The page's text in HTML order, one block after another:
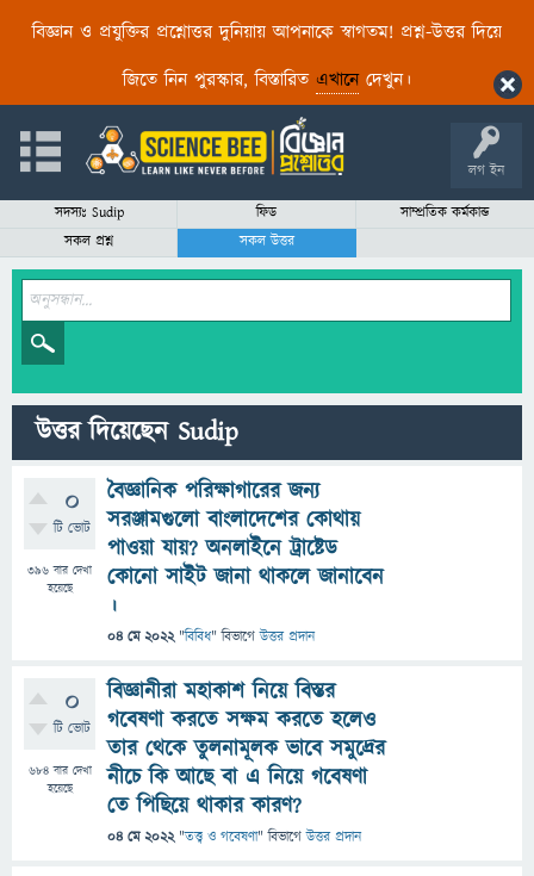
বিজ্ঞান ও প্রযুক্তির প্রশ্নোত্তর দুনিয়ায় আপনাকে স্বাগতম! প্রশ্ন-উত্তর দিয়ে
জিতে নিন পুরস্কার, বিস্তারিত এখানেদেখুন।
লগ ইন
সদস্যঃ Sudip ফিড
সাম্প্রতিক কর্মকান্ড
সকল প্রশ্ন
সকল উত্তর
উত্তর দিয়েছেন Sudip
0
টি ভোট
396 বার দেখা
হয়েছে
বৈজ্ঞানিক পরিক্ষাগারের জন্য
সরঞ্জামগুলো বাংলাদেশের কোথায়
পাওয়া যায়? অনলাইনে ট্রাষ্টেড
কোনো সাইট জানা থাকলে জানাবেন
।
04 মে 2022 "বিবিধ" বিভাগে উত্তর প্রদান
0
টি ভোট
684বার দেখা
হয়েছে
বিজ্ঞানীরা মহাকাশ নিয়ে বিস্তর
গবেষণা করতে সক্ষম করতে হলেও
তার থেকে তুলনামূলক ভাবে সমুদ্রের
নীচে কি আছে বা এ নিয়ে গবেষণা
তে পিছিয়ে থাকার কারণ?
04 মে 2022 "তত্ত্ব ও গবেষণা" বিভাগে উত্তর প্রদান